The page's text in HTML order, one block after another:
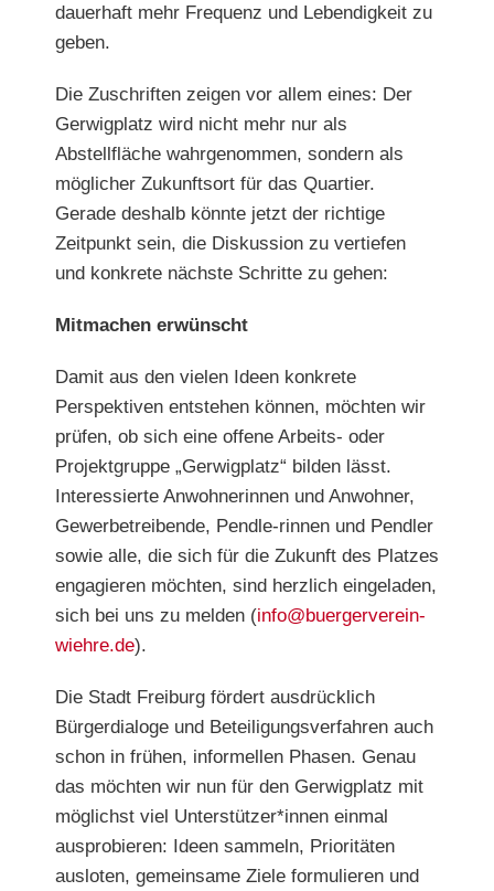
dauerhaft mehr Frequenz und Lebendigkeit zu
geben.
Die Zuschriften zeigen vor allem eines: Der
Gerwigplatz wird nicht mehr nur als
Abstellfläche wahrgenommen, sondern als
möglicher Zukunftsort für das Quartier.
Gerade deshalb könnte jetzt der richtige
Zeitpunkt sein, die Diskussion zu vertiefen
und konkrete nächste Schritte zu gehen:
Mitmachen erwünscht
Damit aus den vielen Ideen konkrete
Perspektiven entstehen können, möchten wir
prüfen, ob sich eine offene Arbeits- oder
Projektgruppe „Gerwigplatz“ bilden lässt.
Interessierte Anwohnerinnen und Anwohner,
Gewerbetreibende, Pendle-rinnen und Pendler
sowie alle, die sich für die Zukunft des Platzes
engagieren möchten, sind herzlich eingeladen,
sich bei uns zu melden (info@buergerverein-
wiehre.de).
Die Stadt Freiburg fördert ausdrücklich
Bürgerdialoge und Beteiligungsverfahren auch
schon in frühen, informellen Phasen. Genau
das möchten wir nun für den Gerwigplatz mit
möglichst viel Unterstützer*innen einmal
ausprobieren: Ideen sammeln, Prioritäten
ausloten, gemeinsame Ziele formulieren und